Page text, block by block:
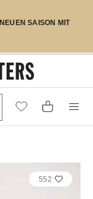
SAISON MIT
552